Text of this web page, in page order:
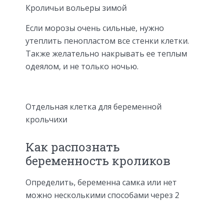
Кроличьи вольеры зимой
Если морозы очень сильные, нужно
утеплить пенопластом все стенки клетки.
Также желательно накрывать ее теплым
одеялом, и не только ночью.
Отдельная клетка для беременной
крольчихи
Как распознать
беременность кроликов
Определить, беременна самка или нет
можно несколькими способами через 2